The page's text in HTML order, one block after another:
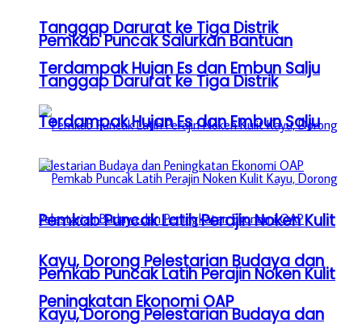
Tanggap Darurat ke Tiga Distrik
Terdampak Hujan Es dan Embun Salju
Pemkab Puncak Latih Perajin Noken Kulit
Kayu, Dorong Pelestarian Budaya dan
Peningkatan Ekonomi OAP
Pemkab Puncak Salurkan Bantuan
Tanggap Darurat ke Tiga Distrik
Terdampak Hujan Es dan Embun Salju
Pemkab Puncak Latih Perajin Noken Kulit
Kayu, Dorong Pelestarian Budaya dan